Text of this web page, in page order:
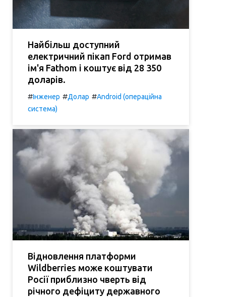
Найбільш доступний
електричний пікап Ford отримав
ім'я Fathom і коштує від 28 350
доларів.
#Інженер #Долар #Android (операційна
система)
Відновлення платформи
Wildberries може коштувати
Росії приблизно чверть від
річного дефіциту державного